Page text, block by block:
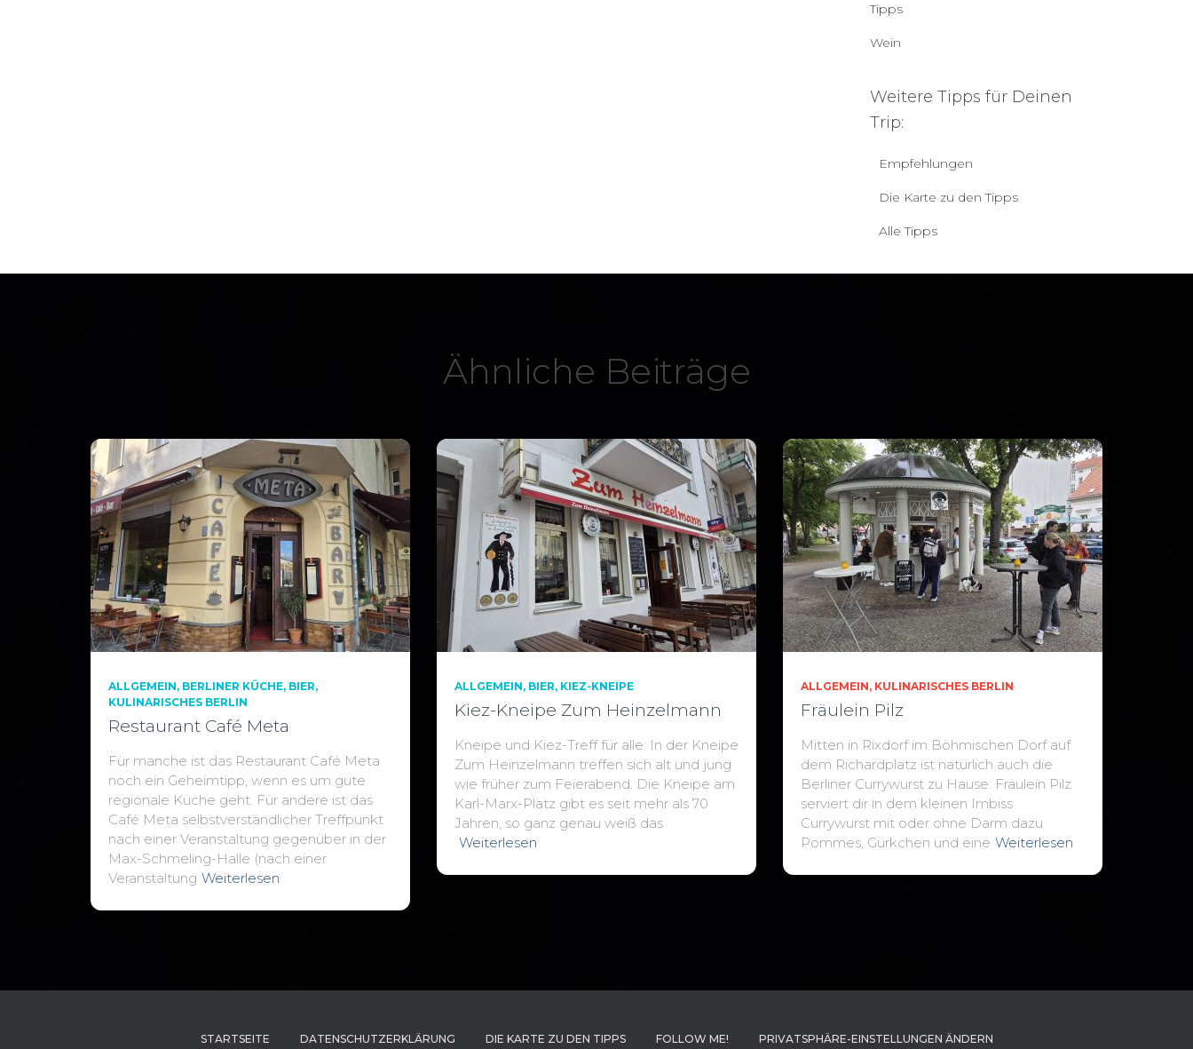
Tipps
Wein
Weitere Tipps für Deinen
Trip:
Empfehlungen
Die Karte zu den Tipps
Alle Tipps
Ähnliche Beiträge
ALLGEMEIN BERLINER KÜCHE BIER
KULINARISCHES BERLIN
Restaurant Café Meta
Für manche ist das Restaurant Café Meta
noch ein Geheimtipp, wenn es um gute
regionale Küche geht. Für andere ist das
Café Meta selbstverständlicher Treffpunkt
nach einer Veranstaltung gegenüber in der
Max-Schmeling-Halle (nach einer
Veranstaltung Weiterlesen
ALLGEMEIN BIER KIEZ-KNEIPE
Kiez-Kneipe Zum Heinzelmann
Kneipe und Kiez-Treff für alle: In der Kneipe
Zum Heinzelmann treffen sich alt und jung
wie früher zum Feierabend. Die Kneipe am
Karl-Marx-Platz gibt es seit mehr als 70
Jahren, so ganz genau weiß das
Weiterlesen
ALLGEMEIN KULINARISCHES BERLIN
Fräulein Pilz
Mitten in Rixdorf im Böhmischen Dorf auf
dem Richardplatz ist natürlich auch die
Berliner Currywurst zu Hause: Fräulein Pilz
serviert dir in dem kleinen Imbiss
Currywurst mit oder ohne Darm dazu
Pommes, Gürkchen und eine Weiterlesen
STARTSEITE DATENSCHUTZERKLÄRUNG DIE KARTE ZU DEN TIPPS FOLLOW ME! PRIVATSPHÄRE-EINSTELLUNGEN ÄNDERN